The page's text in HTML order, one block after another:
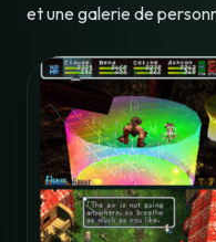
et une galerie de